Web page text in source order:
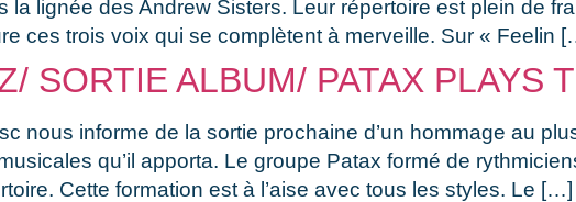
la lignée des Andrew Sisters. Leur répertoire est plein de
ces trois voix qui se complètent à merveille. Sur « Feelin
SORTIE ALBUM/ PATAX PLAYS
nous informe de la sortie prochaine d’un hommage au
qu’il apporta. Le groupe Patax formé de
Cette formation est à l’aise avec tous les styles. Le […]